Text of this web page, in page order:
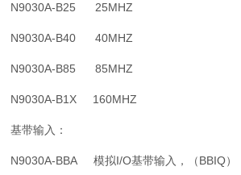
N9030A-B25 25MHZ
N9030A-B40 40MHZ
N9030A-B85 85MHZ
N9030A-B1X 160MHZ
基带输入：
N9030A-BBA 模拟I/O基带输入，（BBIQ）